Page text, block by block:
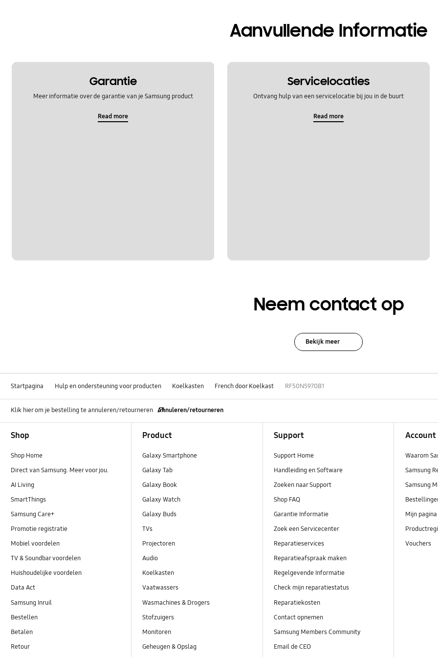
Aanvullende Informatie
Garantie
Meer informatie over de garantie van je Samsung product
Read more
Servicelocaties
Ontvang hulp van een servicelocatie bij jou in de buurt
Read more
Neem contact op
Bekijk meer
Startpagina Hulp en ondersteuning voor producten Koelkasten French door Koelkast RF50N5970B1
Klik hier om je bestelling te annuleren/retourneren Annuleren/retourneren
Shop
Shop Home
Direct van Samsung. Meer voor jou.
AI Living
SmartThings
Samsung Care+
Promotie registratie
Mobiel voordelen
TV & Soundbar voordelen
Huishoudelijke voordelen
Data Act
Samsung Inruil
Bestellen
Betalen
Retour
Product
Galaxy Smartphone
Galaxy Tab
Galaxy Book
Galaxy Watch
Galaxy Buds
TVs
Projectoren
Audio
Koelkasten
Vaatwassers
Wasmachines & Drogers
Stofzuigers
Monitoren
Geheugen & Opslag
Support
Support Home
Handleiding en Software
Zoeken naar Support
Shop FAQ
Garantie Informatie
Zoek een Servicecenter
Reparatieservices
Reparatieafspraak maken
Regelgevende Informatie
Check mijn reparatiestatus
Reparatiekosten
Contact opnemen
Samsung Members Community
Email de CEO
Account
Waarom
Samsung
Samsung
Mijn pagina
Vouchers